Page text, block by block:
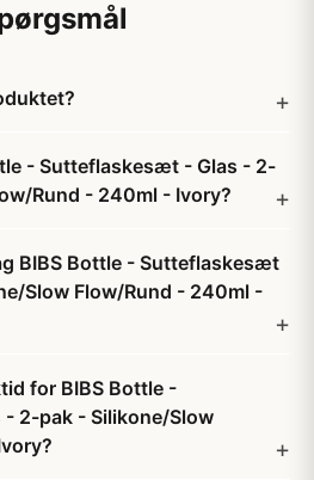
- Sutteflaskesæt - Glas - 2-
Rund - 240ml - Ivory?
BIBS Bottle - Sutteflaskesæt
Slow Flow/Rund - 240ml -
for BIBS Bottle -
2-pak - Silikone/Slow